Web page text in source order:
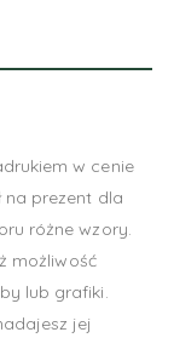
w cenie
na prezent dla
różne wzory.
możliwość
lub grafiki.
jej